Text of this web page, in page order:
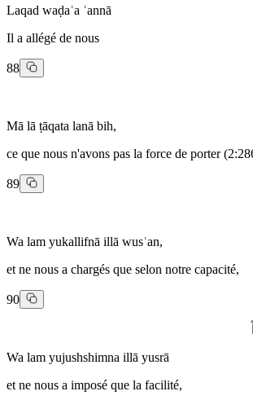
Laqad waḍaʿa ʿannā
Il a allégé de nous
88
Mā lā ṭāqata lanā bih,
ce que nous n'avons pas la force de porter
89
Wa lam yukallifnā illā wusʿan,
et ne nous a chargés que selon notre capacité,
90
Wa lam yujushshimna illā yusrā
et ne nous a imposé que la facilité,